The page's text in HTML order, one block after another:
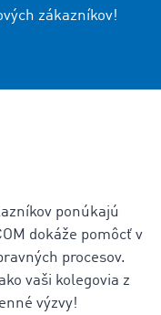
zákazníkov!
ponúkajú
dokáže pomôcť v
procesov.
vaši kolegovia z
výzvy!